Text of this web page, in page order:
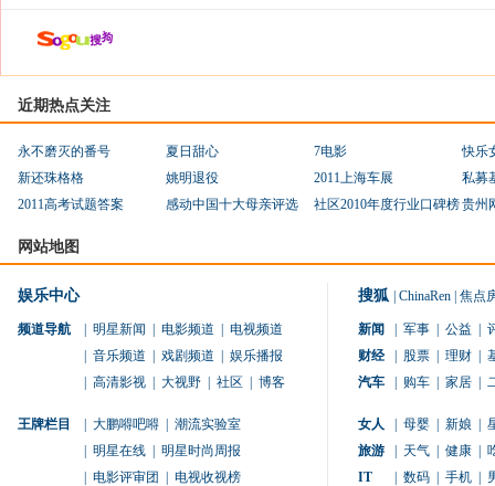
近期热点关注
永不磨灭的番号 夏日甜心 7电影
快乐
新还珠格格
姚明退役 2011上海车展
私募
2011高考试题答案
感动中国十大母亲评选 社区2010年度行业口碑榜贵州
网站地图
娱乐中心
频道导航 明星新闻 电影频道
电视频道
音乐频道 戏剧频道
娱乐播报
高清影视 大视野 社区 博客
王牌栏目 大鹏嘚吧嘚
潮流实验室
明星在线
明星时尚周报
电影评审团
电视收视榜
搜狐 ChinaRen 焦点
新闻 军事 公益
财经
股票 理财
汽车
购车 家居
女人 母婴 新娘
旅游
天气 健康
IT
数码 手机